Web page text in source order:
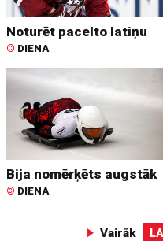
Noturēt pacelto latiņu
© DIENA
Bija nomērķēts augstāk
© DIENA
Vairāk